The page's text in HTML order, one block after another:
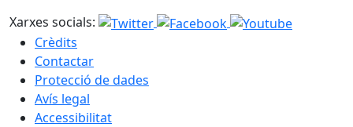
Xarxes socials:
Crèdits
Contactar
Protecció de dades
Avís legal
Accessibilitat